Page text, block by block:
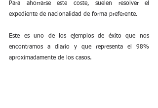
Para ahorrarse este coste, suelen resolver el
expediente de nacionalidad de forma preferente.
Este es uno de los ejemplos de éxito que nos
encontramos a diario y que representa el 98%
aproximadamente de los casos.